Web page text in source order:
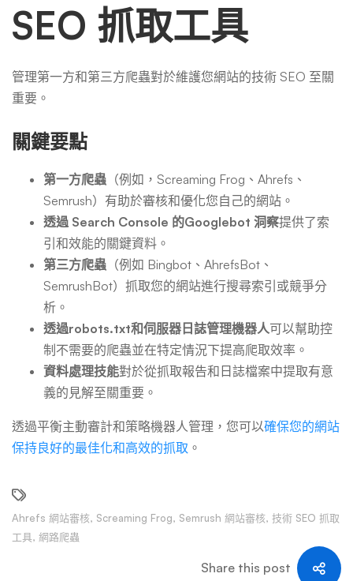
SEO 抓取工具
管理第一方和第三方爬蟲對於維護您網站的技術 SEO 至關
重要。
關鍵要點
第一方爬蟲 （例如，Screaming Frog、Ahrefs、
Semrush）有助於審核和優化您自己的網站。
透過 Search Console 的Googlebot 洞察提供了索
引和效能的關鍵資料。
第三方爬蟲 （例如 Bingbot、AhrefsBot、
SemrushBot）抓取您的網站進行搜尋索引或競爭分
析。
透過robots.txt和伺服器日誌管理機器人可以幫助控
制不需要的爬蟲並在特定情況下提高爬取效率。
資料處理技能對於從抓取報告和日誌檔案中提取有意
義的見解至關重要。
透過平衡主動審計和策略機器人管理，您可以確保您的網站
保持良好的最佳化和高效的抓取 。
Ahrefs 網站審核, Screaming Frog, Semrush 網站審核, 技術 SEO 抓取
工具, 網路爬蟲
Share this post